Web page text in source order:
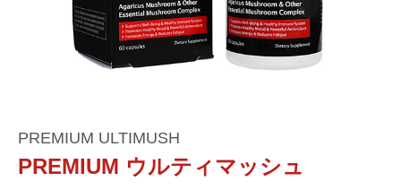
PREMIUM ULTIMUSH
PREMIUM ウルティマッシュ